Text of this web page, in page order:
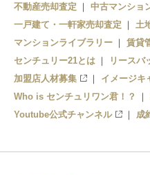
不動産売却査定
中古マンショ
一戸建て・一軒家売却査定
土
マンションライブラリー
賃貸
センチュリー21とは
リースバ
加盟店人材募集
イメージキ
Who is センチュリワン君！？
Youtube公式チャンネル
成